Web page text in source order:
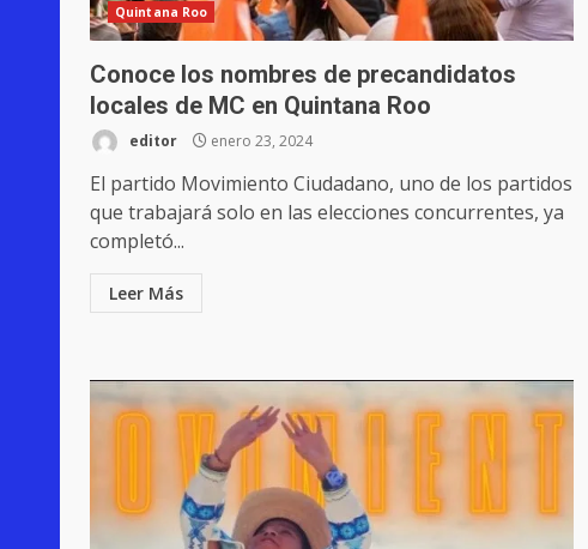
Quintana Roo
Conoce los nombres de precandidatos
locales de MC en Quintana Roo
editor enero 23, 2024
El partido Movimiento Ciudadano, uno de los partidos
que trabajará solo en las elecciones concurrentes, ya
completó...
Leer Más